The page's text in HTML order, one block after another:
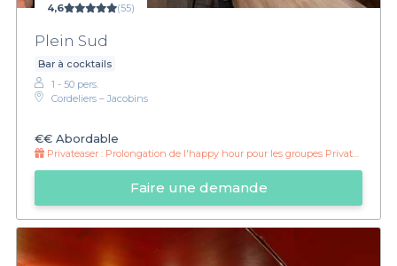
4,6 (55)
Plein Sud
Bar à cocktails
1 - 50 pers.
Cordeliers – Jacobins
€€ Abordable
Privateaser : Prolongation de l'happy hour pour les groupes Privateaser !
Faire une demande